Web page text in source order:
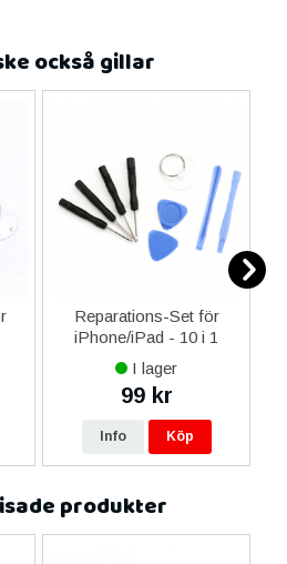
också gillar
Reparations-Set för
iPhone/iPad - 10 i 1
I lager
99 kr
Info Köp
produkter